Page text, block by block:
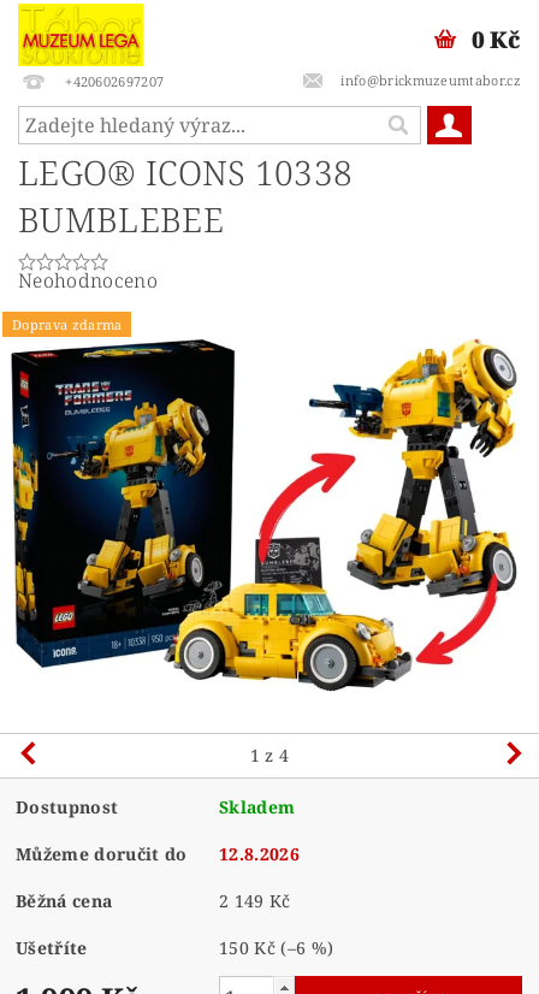
+420602697207 info@brickmuzeumtabor.cz
0 Kč
LEGO® ICONS 10338
BUMBLEBEE
Neohodnoceno
Doprava zdarma
1 z 4
Dostupnost Skladem
Můžeme doručit do 12.8.2026
Běžná cena 2 149 Kč
Ušetříte 150 Kč(–6 %)